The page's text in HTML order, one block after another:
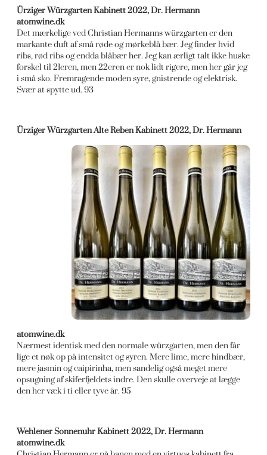
Ürziger Würzgarten Kabinett 2022, Dr. Hermann
atomwine.dk
Det mærkelige ved Christian Hermanns würzgarten er den
markante duft af små røde og mørkeblå bær. Jeg finder hvid
ribs, rød ribs og endda blåbær her. Jeg kan ærligt talt ikke huske
forskel til 21eren, men 22eren er nok lidt rigere, men her går jeg
i små sko. Fremragende moden syre, gnistrende og elektrisk.
Svær at spytte ud. 93
Ürziger Würzgarten Alte Reben Kabinett 2022, Dr. Hermann
atomwine.dk
Nærmest identisk med den normale würzgarten, men den får
lige et nøk op på intensitet og syren. Mere lime, mere hindbær,
mere jasmin og caipirinha, men sandelig også meget mere
opsugning af skiferfjeldets indre. Den skulle overveje at lægge
den her væk i ti eller tyve år. 95
Wehlener Sonnenuhr Kabinett 2022, Dr. Hermann
atomwine.dk